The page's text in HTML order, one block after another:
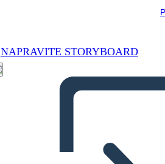
NAPRAVITE STORYBOARD